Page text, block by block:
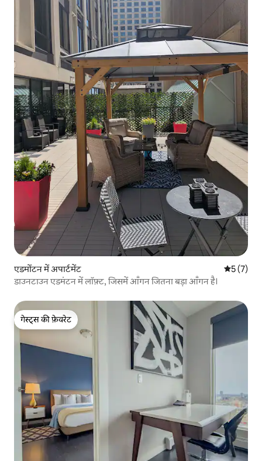
एडमोंटन में अपार्टमेंट औसत रेटिंग
5 (7)
डाउनटाउन एडमंटन में लॉफ़्ट, जिसमें आँगन जितना बड़ा आँगन है।
गेस्ट्स की फ़ेवरेट
गेस्ट्स की फ़ेवरेट